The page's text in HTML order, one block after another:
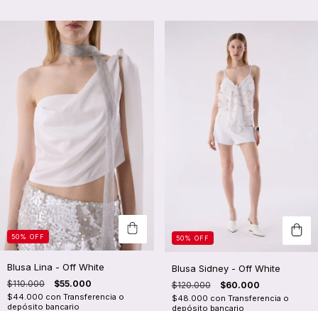
50% OFF
Blusa Lina - Off White
$110.000 $55.000
$44.000 con Transferencia o
depósito bancario
50% OFF
Blusa Sidney - Off White
$120.000 $60.000
$48.000 con Transferencia o
depósito bancario